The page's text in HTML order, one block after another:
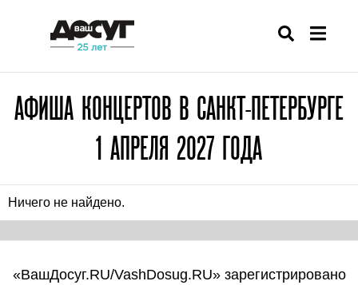
АФИША КОНЦЕРТОВ В САНКТ-ПЕТЕРБУРГЕ
1 АПРЕЛЯ 2027 ГОДА
Ничего не найдено.
«ВашДосуг.RU/VashDosug.RU» зарегистрировано